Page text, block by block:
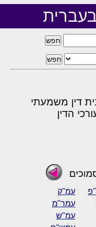
דין משמעתי
הדין
עמ"ק
עמר"מ
עמ"ש